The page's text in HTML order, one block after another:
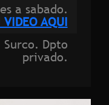
a sabado.
AQUI
Surco. Dpto
privado.